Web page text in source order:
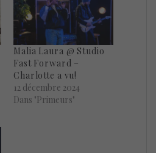
Malia Laura @ Studio
Fast Forward –
Charlotte a vu!
12 décembre 2024
Dans "Primeurs"